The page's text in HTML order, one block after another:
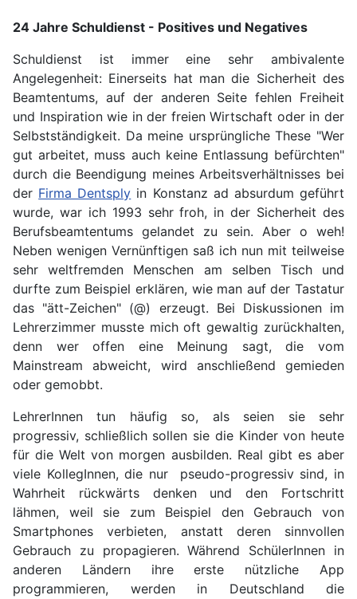
24 Jahre Schuldienst - Positives und Negatives
Schuldienst ist immer eine sehr ambivalente
Angelegenheit: Einerseits hat man die Sicherheit des
Beamtentums, auf der anderen Seite fehlen Freiheit
und Inspiration wie in der freien Wirtschaft oder in der
Selbstständigkeit. Da meine ursprüngliche These "Wer
gut arbeitet, muss auch keine Entlassung befürchten"
durch die Beendigung meines Arbeitsverhältnisses bei
der Firma Dentsply in Konstanz ad absurdum geführt
wurde, war ich 1993 sehr froh, in der Sicherheit des
Berufsbeamtentums gelandet zu sein. Aber o weh!
Neben wenigen Vernünftigen saß ich nun mit teilweise
sehr weltfremden Menschen am selben Tisch und
durfte zum Beispiel erklären, wie man auf der Tastatur
das "ätt-Zeichen" (@) erzeugt. Bei Diskussionen im
Lehrerzimmer musste mich oft gewaltig zurückhalten,
denn wer offen eine Meinung sagt, die vom
Mainstream abweicht, wird anschließend gemieden
oder gemobbt.
LehrerInnen tun häufig so, als seien sie sehr
progressiv, schließlich sollen sie die Kinder von heute
für die Welt von morgen ausbilden. Real gibt es aber
viele KollegInnen, die nur pseudo-progressiv sind, in
Wahrheit rückwärts denken und den Fortschritt
lähmen, weil sie zum Beispiel den Gebrauch von
Smartphones verbieten, anstatt deren sinnvollen
Gebrauch zu propagieren. Während SchülerInnen in
anderen Ländern ihre erste nützliche App
programmieren, werden in Deutschland die